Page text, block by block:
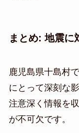
まとめ: 地震に
鹿児島県十島村
にとって深刻な
注意深く情報を
が不可欠です。